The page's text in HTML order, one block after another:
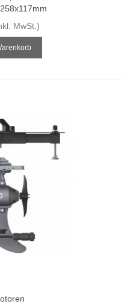
MwSt.)